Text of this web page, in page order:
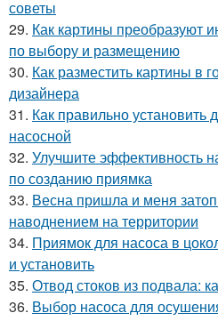
советы
29. Как картины преобразуют
по выбору и размещению
30. Как разместить картины в
дизайнера
31. Как правильно
насосной
32. Улучшите эффективность
по созданию приямка
33. Весна пришла и меня
наводнением на территории
34. Приямок для насоса в
и установить
35. Отвод стоков из подвала:
36. Выбор насоса для